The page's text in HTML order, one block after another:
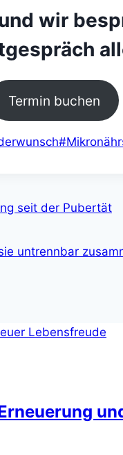
wir
Termin buchen
#
seit der Pubertät
untrennbar